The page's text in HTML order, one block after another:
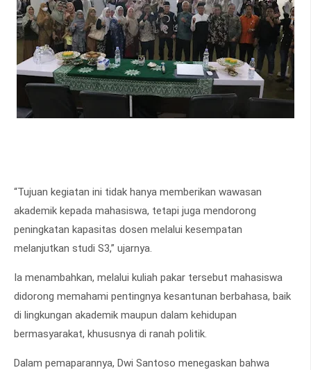
“Tujuan kegiatan ini tidak hanya memberikan wawasan
akademik kepada mahasiswa, tetapi juga mendorong
peningkatan kapasitas dosen melalui kesempatan
melanjutkan studi S3,” ujarnya.
Ia menambahkan, melalui kuliah pakar tersebut mahasiswa
didorong memahami pentingnya kesantunan berbahasa, baik
di lingkungan akademik maupun dalam kehidupan
bermasyarakat, khususnya di ranah politik.
Dalam pemaparannya, Dwi Santoso menegaskan bahwa